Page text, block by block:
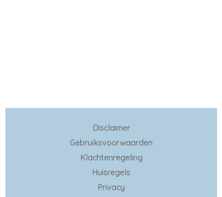
Disclaimer
Gebruiksvoorwaarden
Klachtenregeling
Huisregels
Privacy